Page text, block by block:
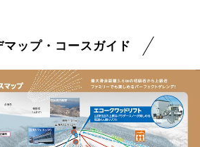
マップ・コースガイド